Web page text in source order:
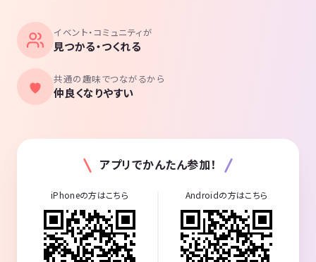
イベント・コミュニティが
見つかる・つくれる
共通の趣味でつながるから
仲良くなりやすい
アプリでかんたん参加！
iPhoneの方はこちら Androidの方はこちら